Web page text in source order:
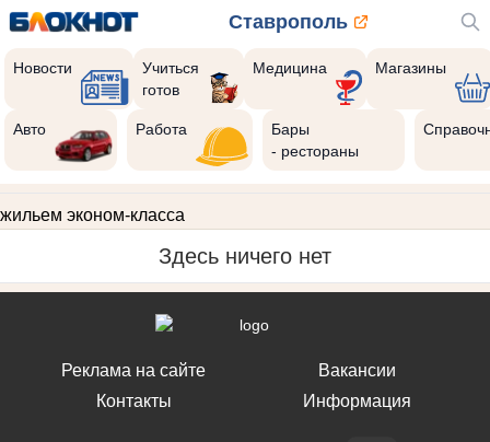
Ставрополь
Новости
Учиться
готов
Медицина Магазины
Авто Работа
Бары
- рестораны
жильем эконом-класса
Здесь ничего нет
Реклама на сайте
Контакты
Вакансии
Информация